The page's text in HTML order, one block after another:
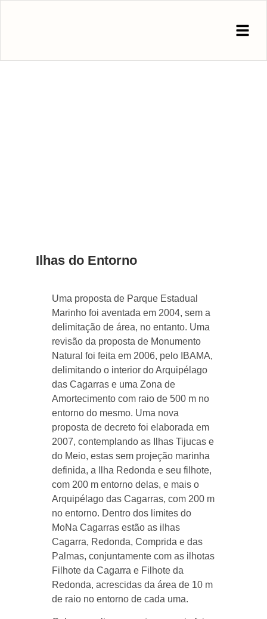
Ilhas do Entorno
Uma proposta de Parque Estadual
Marinho foi aventada em 2004, sem a
delimitação de área, no entanto. Uma
revisão da proposta de Monumento
Natural foi feita em 2006, pelo IBAMA,
delimitando o interior do Arquipélago
das Cagarras e uma Zona de
Amortecimento com raio de 500 m no
entorno do mesmo. Uma nova
proposta de decreto foi elaborada em
2007, contemplando as Ilhas Tijucas e
do Meio, estas sem projeção marinha
definida, a Ilha Redonda e seu filhote,
com 200 m entorno delas, e mais o
Arquipélago das Cagarras, com 200 m
no entorno. Dentro dos limites do
MoNa Cagarras estão as ilhas
Cagarra, Redonda, Comprida e das
Palmas, conjuntamente com as ilhotas
Filhote da Cagarra e Filhote da
Redonda, acrescidas da área de 10 m
de raio no entorno de cada uma.